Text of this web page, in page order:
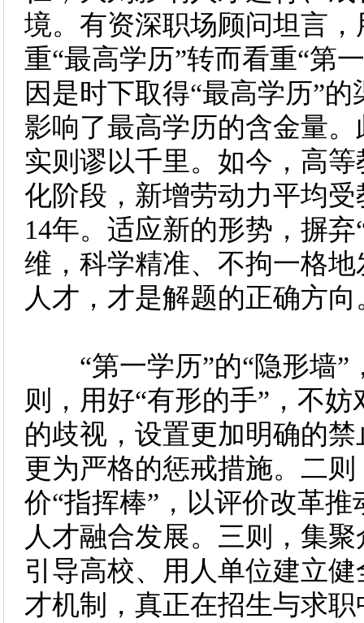
境。有资深职场顾问坦言
重“最高学历”转而看重“第
因是时下取得“最高学历”
影响了最高学历的含金量
实则谬以千里。如今，高
化阶段，新增劳动力平均
14年。适应新的形势，摒弃
维，科学精准、不拘一格
人才，才是解题的正确方向
“第一学历”的“隐形墙”
则，用好“有形的手”，不
的歧视，设置更加明确的
更为严格的惩戒措施。二
价“指挥棒”，以评价改革
人才融合发展。三则，集
引导高校、用人单位建立
才机制，真正在招生与求